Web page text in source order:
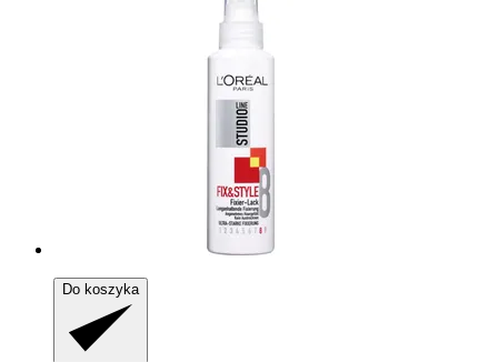
Do koszyka